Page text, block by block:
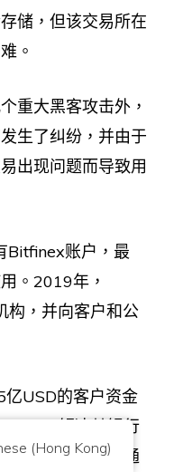
储，但该交易所在
。
重大黑客攻击外，
生了纠纷，并由于
出现问题而导致用
Bitfinex账户，最
。2019年，
构，并向客户和公
USD的客户资金
，以解决其银行
丢失后，该公司通
trading as Coin Kickoff
18 Great Titchfield Street,
W1W 8BD
的业绩并不代表未来的结果。投
受英国金融服务补偿计划的保
。
联系我们
(Hong Kong)